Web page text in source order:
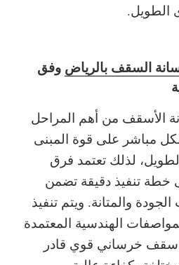
الطويل.
السقف بالرياض وفق
الأسقف من أهم المراحل
مباشر على قوة المبنى
لذلك تعتمد فرق
خطة تنفيذ دقيقة تضمن
والمتانة. ويتم تنفيذ
الهندسية المعتمدة
خرساني قوي قادر